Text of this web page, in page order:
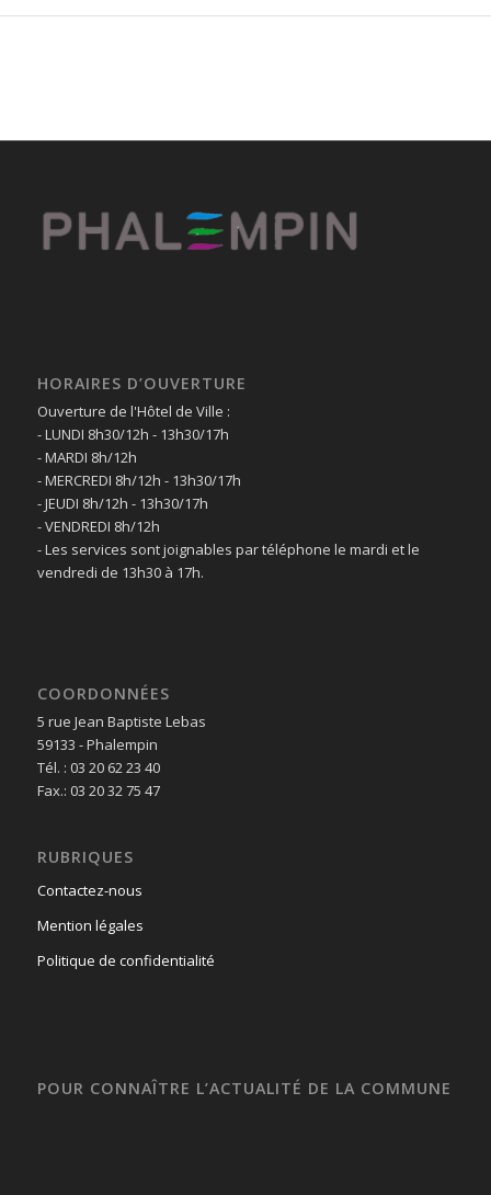
HORAIRES D’OUVERTURE
Ouverture de l'Hôtel de Ville :
- LUNDI 8h30/12h - 13h30/17h
- MARDI 8h/12h
- MERCREDI 8h/12h - 13h30/17h
- JEUDI 8h/12h - 13h30/17h
- VENDREDI 8h/12h
- Les services sont joignables par téléphone le mardi et le
vendredi de 13h30 à 17h.
COORDONNÉES
5 rue Jean Baptiste Lebas
59133 - Phalempin
Tél. : 03 20 62 23 40
Fax.: 03 20 32 75 47
RUBRIQUES
Contactez-nous
Mention légales
Politique de confidentialité
POUR CONNAÎTRE L’ACTUALITÉ DE LA COMMUNE